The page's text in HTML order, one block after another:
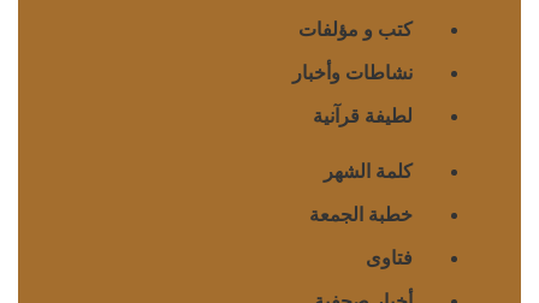
كتب و مؤلفات
نشاطات وأخبار
لطيفة قرآنية
كلمة الشهر
خطبة الجمعة
فتاوى